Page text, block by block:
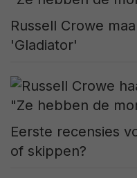
Russell Crowe
'Gladiator'
Eerste recensies
of skippen?